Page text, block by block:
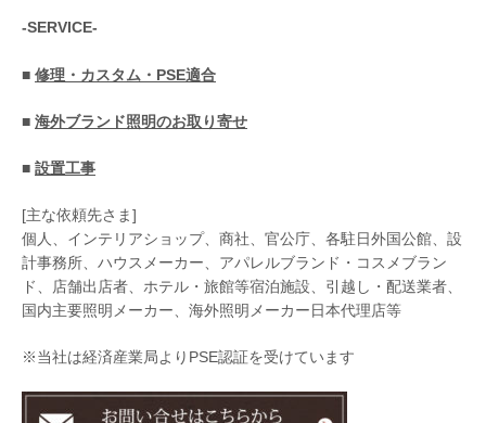
-SERVICE-
■ 修理・カスタム・PSE適合
■ 海外ブランド照明のお取り寄せ
■ 設置工事
[主な依頼先さま]
個人、インテリアショップ、商社、官公庁、各駐日外国公館、設
計事務所、ハウスメーカー、アパレルブランド・コスメブラン
ド、店舗出店者、ホテル・旅館等宿泊施設、引越し・配送業者、
国内主要照明メーカー、海外照明メーカー日本代理店等
※当社は経済産業局よりPSE認証を受けています